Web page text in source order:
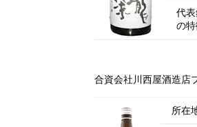
代
の
合資会社川西屋酒造店
所在